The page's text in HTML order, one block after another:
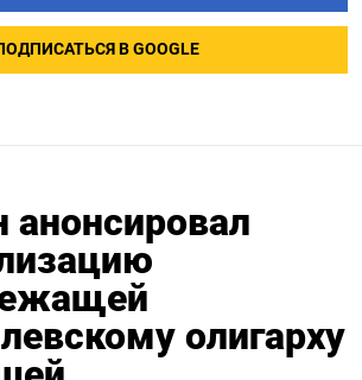
В GOOGLE
олигарху